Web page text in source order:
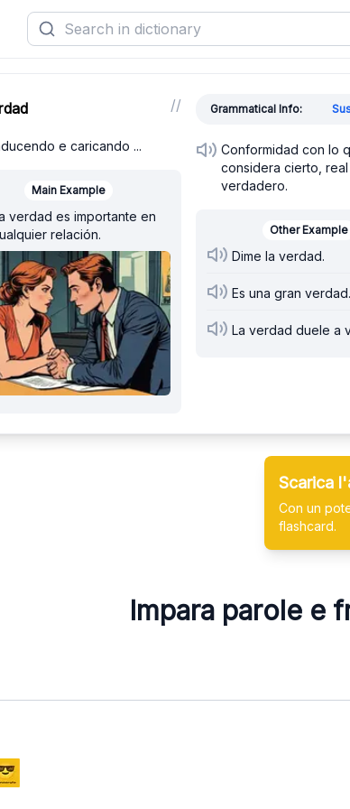
//
e caricando ...
Main Example
verdad es importante en
relación.
Grammatical Info:
Conformidad con lo
considera cierto,
verdadero.
Other Example
Dime la verdad.
Es una gran verdad.
La verdad duele a
Scarica
Con un
flashcard.
Impara parole e